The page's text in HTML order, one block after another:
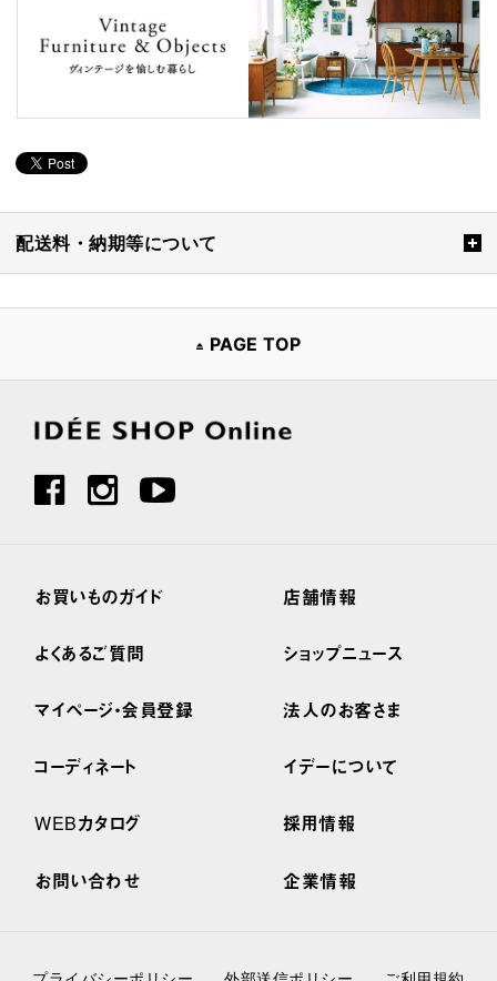
配送料・納期等について
PAGE TOP
お買いものガイド
よくあるご質問
マイページ・会員登録
コーディネート
WEBカタログ
お問い合わせ
店舗情報
ショップニュース
法人のお客さま
イデーについて
採用情報
企業情報